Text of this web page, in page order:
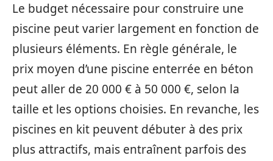
Le budget nécessaire pour construire une
piscine peut varier largement en fonction de
plusieurs éléments. En règle générale, le
prix moyen d’une piscine enterrée en béton
peut aller de 20 000 € à 50 000 €, selon la
taille et les options choisies. En revanche, les
piscines en kit peuvent débuter à des prix
plus attractifs, mais entraînent parfois des